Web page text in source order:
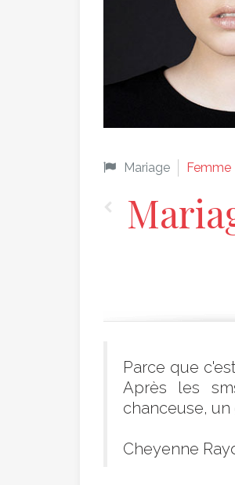
Mariage Femme
Parce que
Après les
chanceuse,
Cheyenne